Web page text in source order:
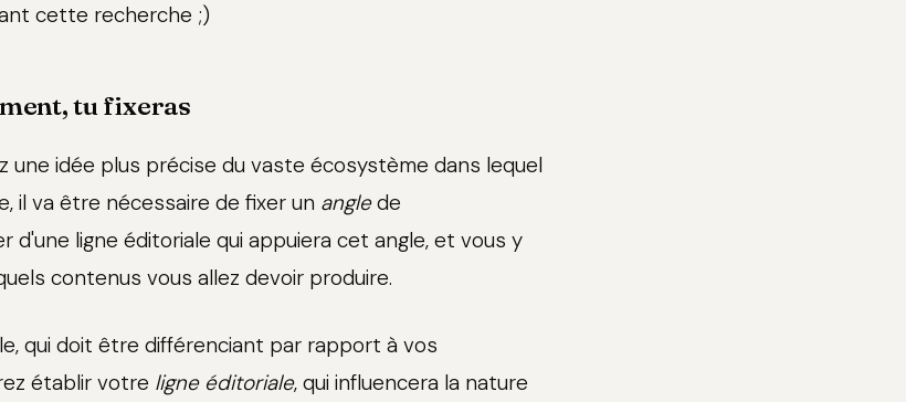
cette recherche ;)
tu fixeras
une idée plus précise du vaste écosystème dans lequel
il va être nécessaire de fixer un anglede
d'une ligne éditoriale qui appuiera cet angle, et vous y
contenus vous allez devoir produire.
qui doit être différenciant par rapport à vos
établir votre ligne éditoriale, qui influencera la nature